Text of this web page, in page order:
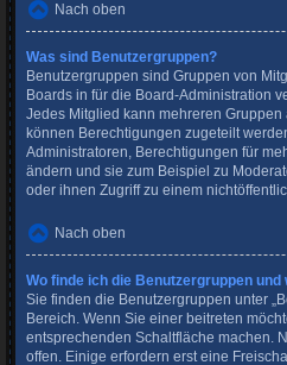
Nach oben
Was sind Benutzergruppen?
Benutzergruppen sind Gruppen von
Boards in für die Board-Administration
Jedes Mitglied kann mehreren
können Berechtigungen zugeteilt
Administratoren, Berechtigungen für
ändern und sie zum Beispiel zu
oder ihnen Zugriff zu einem
Nach oben
Wo finde ich die Benutzergruppen
Sie finden die Benutzergruppen unter
Bereich. Wenn Sie einer beitreten
entsprechenden Schaltfläche machen.
offen. Einige erfordern erst eine